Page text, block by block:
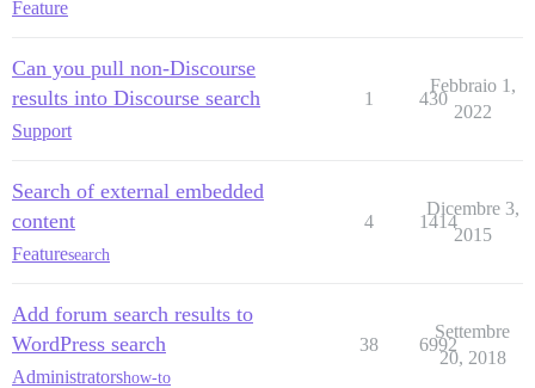
Feature
Can you pull non-Discourse
results into Discourse search
Support
1 430
Febbraio 1,
2022
Search of external embedded
content
Featuresearch
4 1414
Dicembre 3,
2015
Add forum search results to
WordPress search
Administratorshow-to
38 6992
Settembre
20, 2018